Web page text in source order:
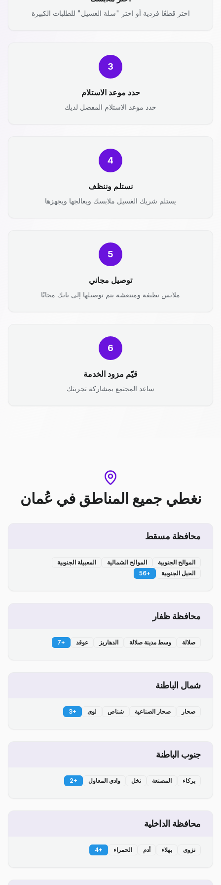
اختر قطعًا فردية أو اختر "سلة الغسيل" للطلبات الكبيرة
3
حدد موعد الاستلام
حدد موعد الاستلام المفضل لديك
4
نستلم وننظف
يستلم شريك الغسيل ملابسك ويعالجها ويجهزها
5
توصيل مجاني
ملابس نظيفة ومنتعشة يتم توصيلها إلى بابك مجانًا
6
قيّم مزود الخدمة
ساعد المجتمع بمشاركة تجربتك
نغطي جميع المناطق في عُمان
محافظة مسقط
الموالح الجنوبية الموالح الشمالية
المعبيلة الجنوبية
الحيل الجنوبية
+
56
محافظة ظفار
صلالة وسط مدينة صلالة الدهاريز عوقد +
7
شمال الباطنة
صحار صحار الصناعية شناص لوى +
3
جنوب الباطنة
بركاء المصنعة نخل وادي المعاول +
2
محافظة الداخلية
نزوى بهلاء أدم الحمراء +
4